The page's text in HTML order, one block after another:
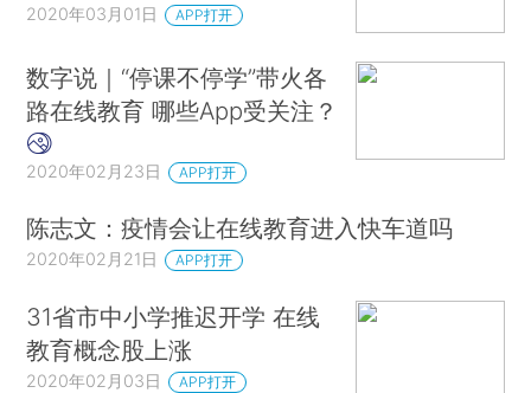
2020年03月01日 APP打开
数字说｜“停课不停学”带火各
路在线教育 哪些App受关注？
2020年02月23日 APP打开
陈志文：疫情会让在线教育进入快车道吗
2020年02月21日 APP打开
31省市中小学推迟开学 在线
教育概念股上涨
2020年02月03日 APP打开